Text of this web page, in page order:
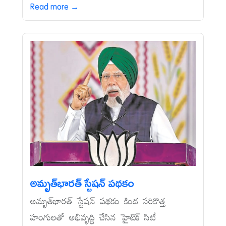
Read more →
అమృత్‌భారత్‌ స్టేషన్‌ పథకం
అమృత్‌భారత్‌ స్టేషన్‌ పథకం కింద సరికొత్త
హంగులతో అభివృద్ధి చేసిన హైటెక్‌ సిటీ